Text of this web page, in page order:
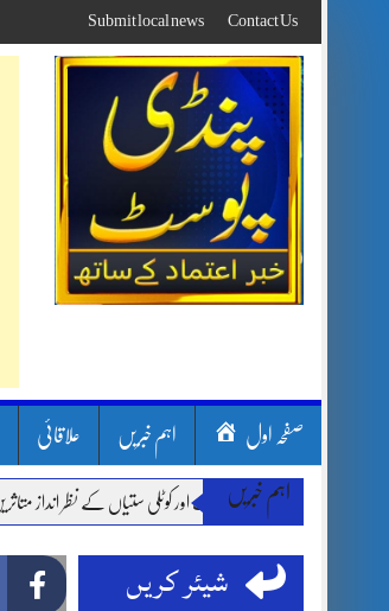
to
content
Contact Us
Submit local news
صفحہ اول اہم خبریں علاقائی
اہم خبریں
بارشیں، لینڈ سلائیڈنگ اور کوٹلی ستیاں کے نظر انداز متاثرین
شیئر کریں